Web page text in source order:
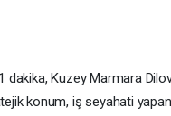
Kuzey Marmara
konum, iş seyahati